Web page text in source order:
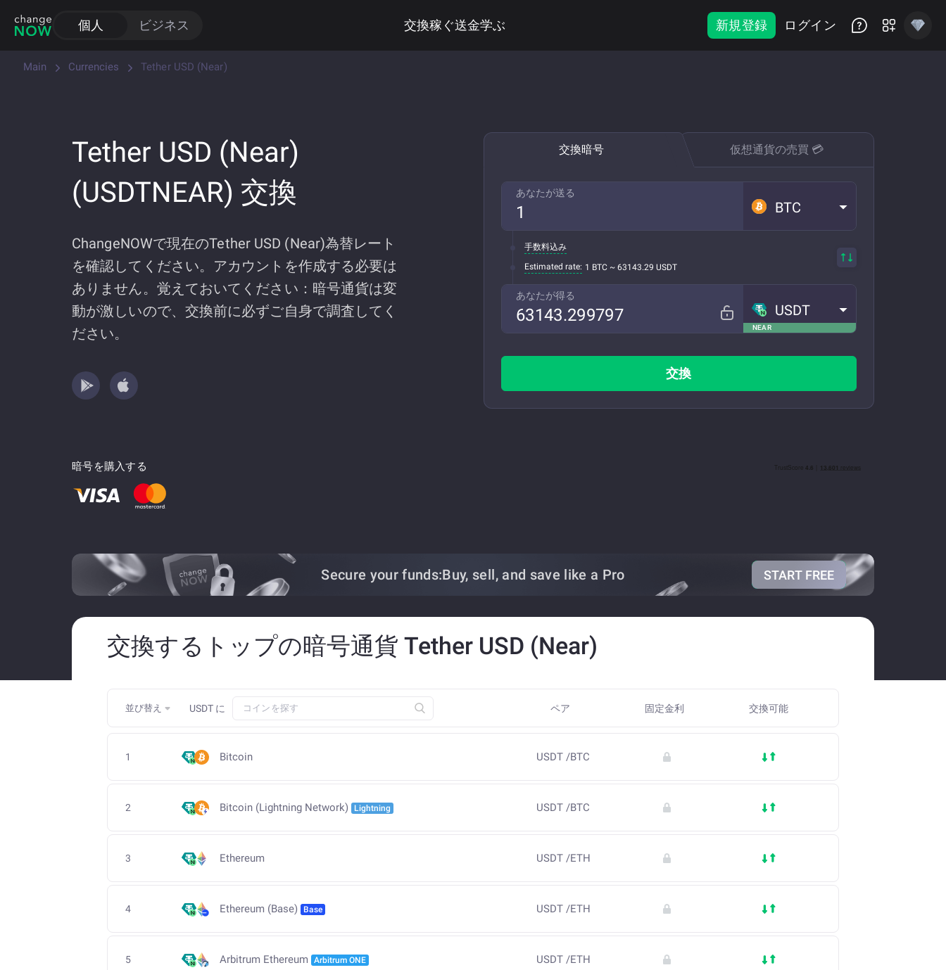
個人 ビジネス 交換稼ぐ送金学ぶ 新規登録 ログイン
Main Currencies Tether USD (Near)
Tether USD (Near)
(USDTNEAR) 交換
ChangeNOWで現在のTether USD (Near)為替レート
を確認してください。アカウントを作成する必要は
ありません。覚えておいてください：暗号通貨は変
動が激しいので、交換前に必ずご自身で調査してく
ださい。
交換暗号 仮想通貨の売買 💳
あなたが送る
BTC
手数料込み
Estimated rate: 1 BTC ~ 63143.29 USDT
あなたが得る
NEAR
USDT
交換
暗号を購入する
Secure your funds:Buy, sell, and save like a Pro START FREE
交換するトップの暗号通貨 Tether USD (Near)
並び替え USDT に ペア 固定金利 交換可能
1 Bitcoin USDT /BTC
2 Bitcoin (Lightning Network) Lightning USDT /BTC
3 Ethereum USDT /ETH
4 Ethereum (Base) Base USDT /ETH
5 Arbitrum Ethereum Arbitrum ONE USDT /ETH